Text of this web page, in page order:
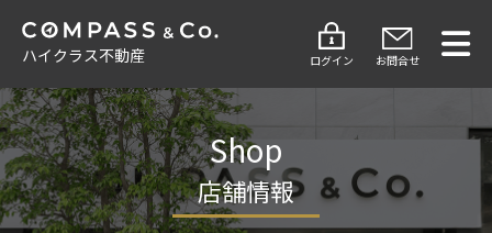
ハイクラス不動産 ログイン お問合せ
Shop
店舗情報